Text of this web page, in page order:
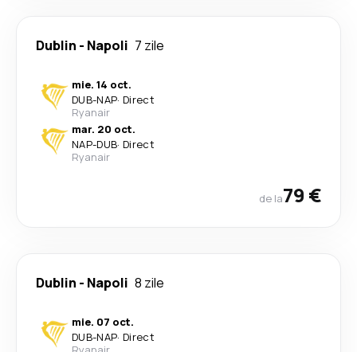
Dublin - Napoli 7 zile
mie. 14 oct.
DUB-NAP· Direct
Ryanair
mar. 20 oct.
NAP-DUB· Direct
Ryanair
de la79 €
Dublin - Napoli 8 zile
mie. 07 oct.
DUB-NAP· Direct